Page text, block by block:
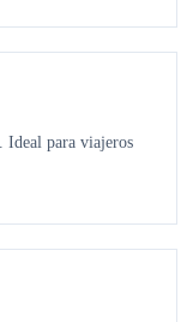
Ideal para viajeros